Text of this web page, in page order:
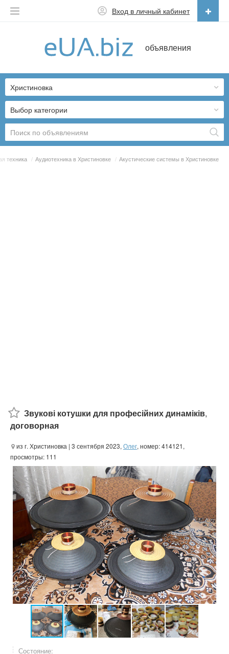
объявления
Вход в личный кабинет
Українська
Выбор категории
Христиновка
техника / Аудиотехника в Христиновке / Акустические системы в Христиновке
Звукові котушки для професійних динаміків,
договорная
из г. Христиновка | 3 сентября 2023, Олег, номер: 414121,
просмотры: 111
Состояние: